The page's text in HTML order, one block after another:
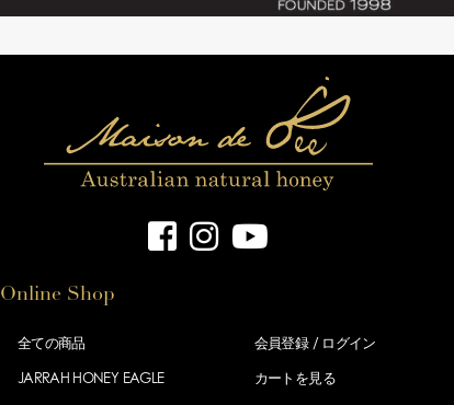
Online Shop
全ての商品
JARRAH HONEY EAGLE
会員登録 / ログイン
カートを見る